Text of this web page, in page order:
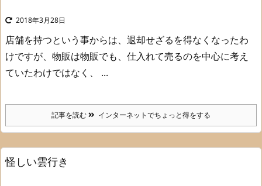
2018年3月28日
店舗を持つという事からは、退却せざるを得なくなったわ
けですが、 物販は物販でも、仕入れて売るのを中心に考え
ていたわけではなく、 ...
記事を読む インターネットでちょっと得をする
怪しい雲行き